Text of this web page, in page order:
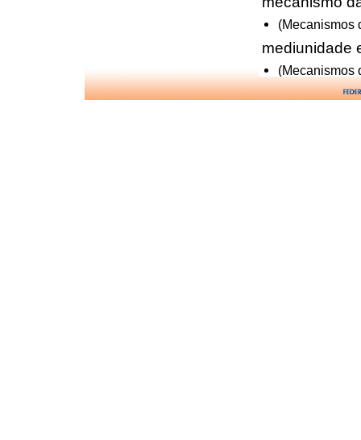
(Mecanismos
mediunidade
(Mecanismos
m�diuns de